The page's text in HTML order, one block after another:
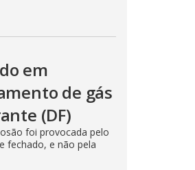
em
de gás
(DF)
foi provocada pelo
fechado, e não pela